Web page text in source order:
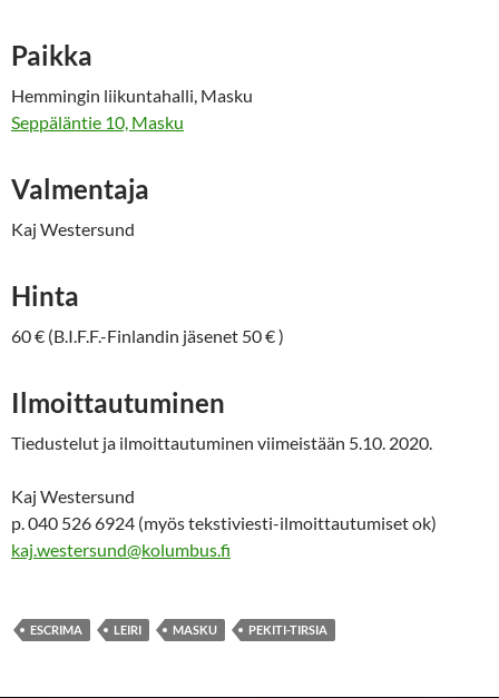
Paikka
Hemmingin liikuntahalli, Masku
Seppäläntie 10, Masku
Valmentaja
Kaj Westersund
Hinta
60 € (B.I.F.F.-Finlandin jäsenet 50 € )
Ilmoittautuminen
Tiedustelut ja ilmoittautuminen viimeistään 5.10. 2020.
Kaj Westersund
p. 040 526 6924 (myös tekstiviesti-ilmoittautumiset ok)
kaj.westersund@kolumbus.fi
ESCRIMA LEIRI MASKU PEKITI-TIRSIA